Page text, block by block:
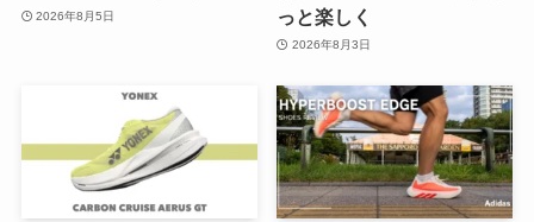
2026年8月5日
っと楽しく
2026年8月3日